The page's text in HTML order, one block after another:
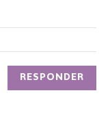
RESPONDER